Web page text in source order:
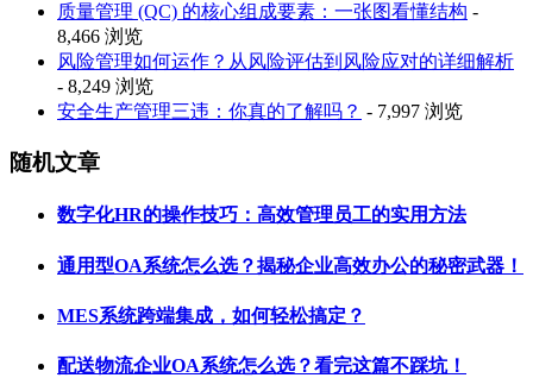
质量管理 (QC) 的核心组成要素：一张图看懂结构 -
8,466 浏览
风险管理如何运作？从风险评估到风险应对的详细解析
- 8,249 浏览
安全生产管理三违：你真的了解吗？ - 7,997 浏览
随机文章
数字化HR的操作技巧：高效管理员工的实用方法
通用型OA系统怎么选？揭秘企业高效办公的秘密武器！
MES系统跨端集成，如何轻松搞定？
配送物流企业OA系统怎么选？看完这篇不踩坑！